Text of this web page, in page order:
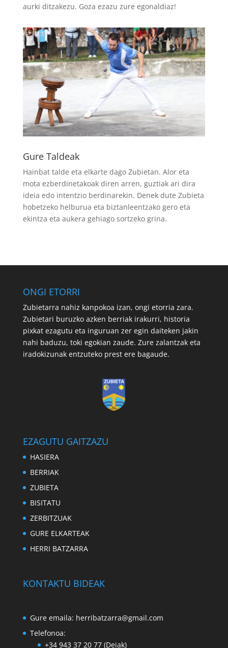
aurki ditzakezu. Goza ezazu zure egonaldiaz!
Gure Taldeak
Hainbat talde eta elkarte dago Zubietan. Alor eta
mota ezberdinetakoak diren arren, guztiak ari dira
ideia edo intentzio berdinarekin. Denek dute Zubieta
hobetzeko helburua eta biztanleentzako gero eta
ekintza eta aukera gehiago sortzeko grina.
ONGI ETORRI
Zubietarra nahiz kanpokoa izan, ongi etorria zara.
Zubietari buruzko azken berriak irakurri, historia
pixkat ezagutu eta inguruan zer egin daiteken jakin
nahi baduzu, toki egokian zaude. Zure zalantzak eta
iradokizunak entzuteko prest ere bagaude.
EZAGUTU GAITZAZU
HASIERA
BERRIAK
ZUBIETA
BISITATU
ZERBITZUAK
GURE ELKARTEAK
HERRI BATZARRA
KONTAKTU BIDEAK
Gure emaila: herribatzarra@gmail.com
Telefonoa:
+34 943 37 20 77 (Deiak)